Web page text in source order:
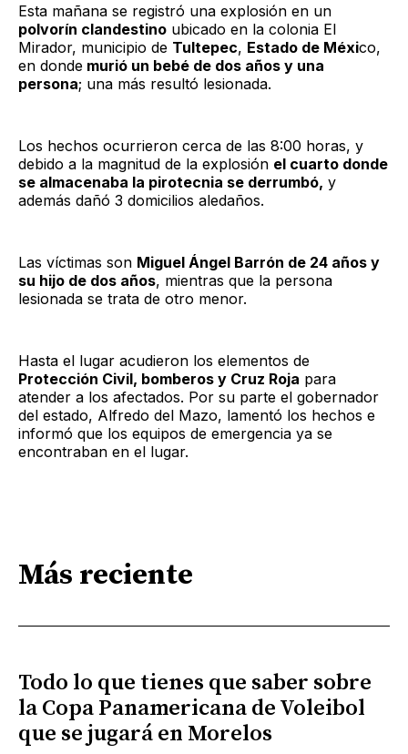
Esta mañana se registró una explosión en un
polvorín clandestino ubicado en la colonia El
Mirador, municipio de Tultepec, Estado de México,
en donde murió un bebé de dos años y una
persona; una más resultó lesionada.
Los hechos ocurrieron cerca de las 8:00 horas, y
debido a la magnitud de la explosión el cuarto donde
se almacenaba la pirotecnia se derrumbó, y
además dañó 3 domicilios aledaños.
Las víctimas son Miguel Ángel Barrón de 24 años y
su hijo de dos años, mientras que la persona
lesionada se trata de otro menor.
Hasta el lugar acudieron los elementos de
Protección Civil, bomberos y Cruz Roja para
atender a los afectados. Por su parte el gobernador
del estado, Alfredo del Mazo, lamentó los hechos e
informó que los equipos de emergencia ya se
encontraban en el lugar.
Más reciente
Todo lo que tienes que saber sobre
la Copa Panamericana de Voleibol
que se jugará en Morelos